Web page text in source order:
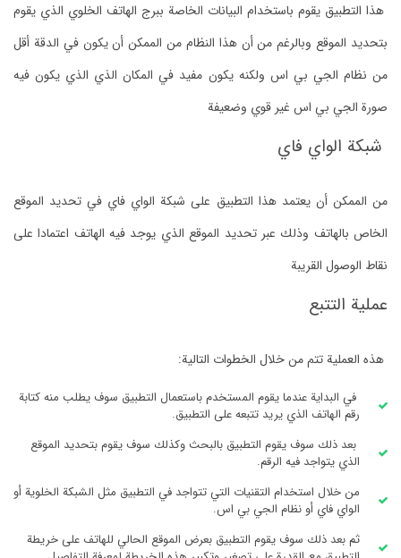
هذا التطبيق يقوم باستخدام البيانات الخاصة ببرج الهاتف الخلوي الذي يقوم
بتحديد الموقع وبالرغم من أن هذا النظام من الممكن أن يكون في الدقة أقل
من نظام الجي بي اس ولكنه يكون مفيد في المكان الذي الذي يكون فيه
صورة الجي بي اس غير قوي وضعيفة
شبكة الواي فاي
من الممكن أن يعتمد هذا التطبيق على شبكة الواي فاي في تحديد الموقع
الخاص بالهاتف وذلك عبر تحديد الموقع الذي يوجد فيه الهاتف اعتمادا على
نقاط الوصول القريبة
عملية التتبع
هذه العملية تتم من خلال الخطوات التالية:
في البداية عندما يقوم المستخدم باستعمال التطبيق سوف يطلب منه كتابة
رقم الهاتف الذي يريد تتبعه على التطبيق.
بعد ذلك سوف يقوم التطبيق بالبحث وكذلك سوف يقوم بتحديد الموقع
الذي يتواجد فيه الرقم.
من خلال استخدام التقنيات التي تتواجد في التطبيق مثل الشبكة الخلوية أو
الواي فاي أو نظام الجي بي اس.
ثم بعد ذلك سوف يقوم التطبيق بعرض الموقع الحالي للهاتف على خريطة